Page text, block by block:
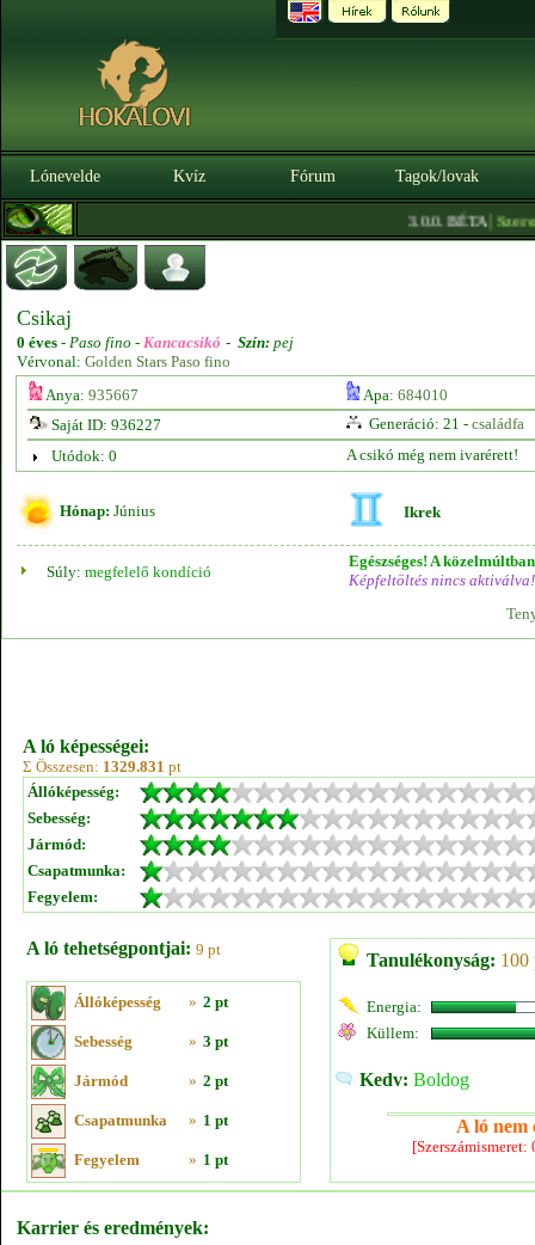
Lónevelde Kvíz Fórum Tagok/lovak
3.0.0. BÉTA|
Csikaj
0 éves - Paso fino - Kancacsikó - Szín: pej
Vérvonal: Golden Stars Paso fino
Anya: 935667 Apa: 684010
Saját ID: 936227
Generáció: 21 - családfa
Utódok: 0
A csikó még nem ivarérett!
Hónap: Június Ikrek
Súly: megfelelő kondíció
Egészséges! A
Képfeltöltés nincs aktiválva!
A ló képességei:
Σ Összesen: 1329.831 pt
Állóképesség:
Sebesség:
Jármód:
Csapatmunka:
Fegyelem:
A ló tehetségpontjai: 9 pt
Állóképesség » 2 pt
Sebesség » 3 pt
Jármód » 2 pt
Csapatmunka » 1 pt
Fegyelem » 1 pt
Tanulékonyság: 100
Energia:
Küllem:
Kedv: Boldog
A ló nem
Karrier és eredmények: